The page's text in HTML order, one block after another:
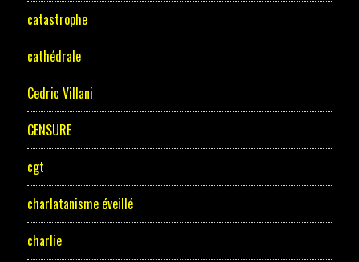
catastrophe
cathédrale
Cedric Villani
CENSURE
cgt
charlatanisme éveillé
charlie